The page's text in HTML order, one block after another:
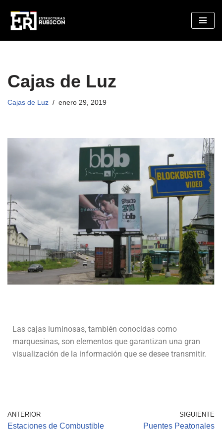
Saltar
al
Cajas de Luz
Cajas de Luz enero 29, 2019
Las cajas luminosas, también conocidas como
marquesinas, son elementos que garantizan una gran
visualización de la información que se desee transmitir.
ANTERIOR
Estaciones de Combustible
SIGUIENTE
Puentes Peatonales